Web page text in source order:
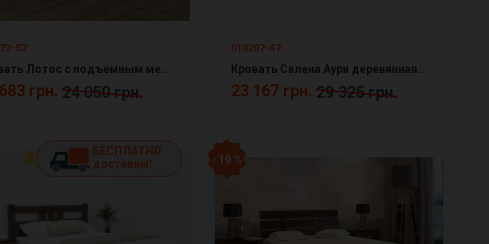
57
грн. 24 050 грн.
010207-47
23 167 грн. 29 325 грн.
БЕСПЛАТНО
доставим!
5/5 - 19 %